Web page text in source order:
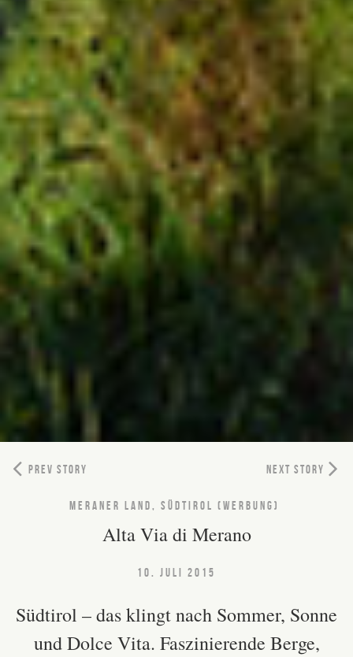
PREV STORY NEXT STORY
MERANER LAND, SÜDTIROL (WERBUNG)
Alta Via di Merano
10. JULI 2015
Südtirol – das klingt nach Sommer, Sonne
und Dolce Vita. Faszinierende Berge,